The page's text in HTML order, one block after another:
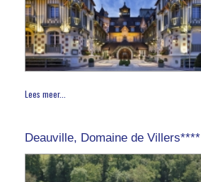
Lees meer...
Deauville, Domaine de Villers****